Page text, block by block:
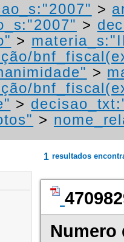
>
>
>
>
>
>
1 resultados
Numero